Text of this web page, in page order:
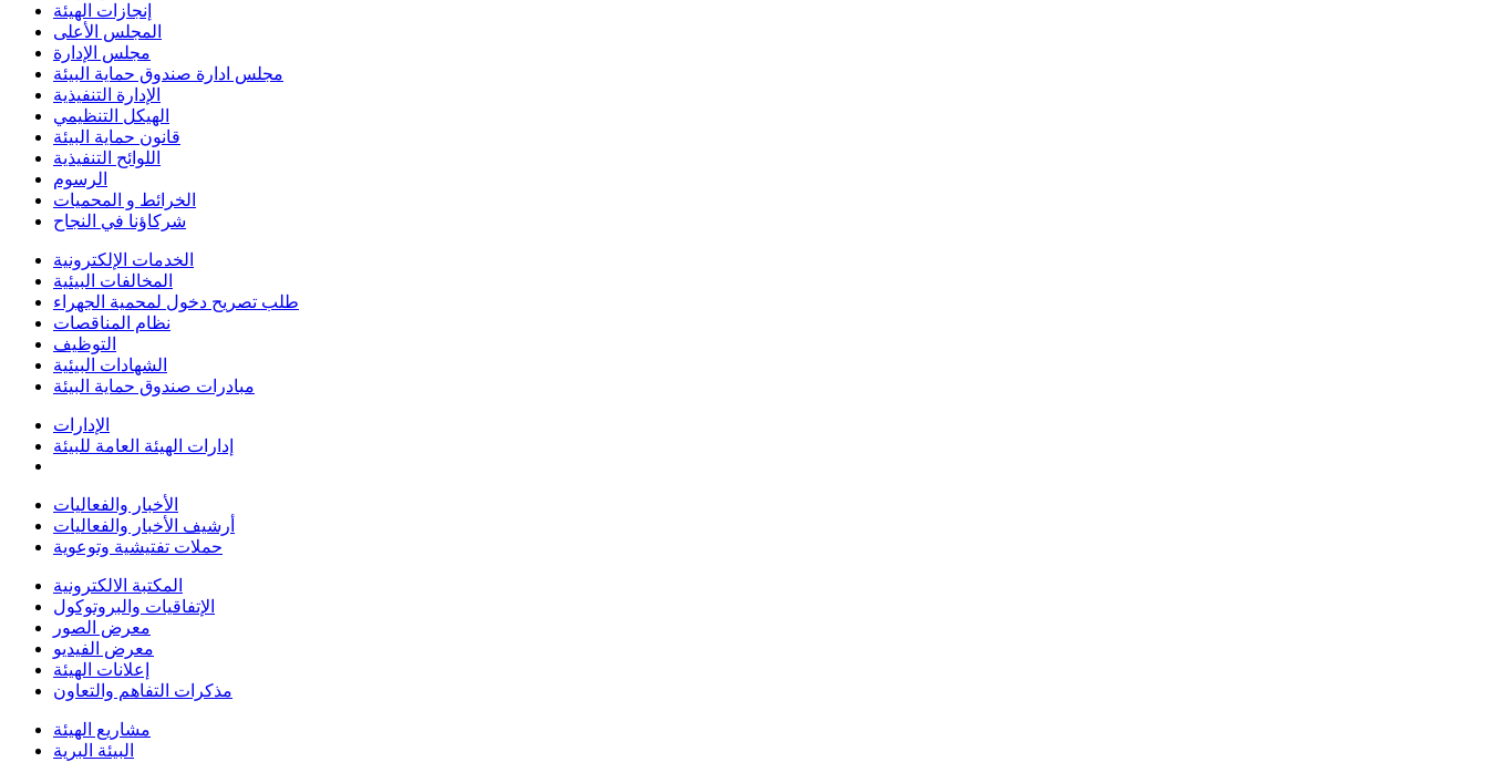
إنجازات الهيئة
المجلس الأعلى
مجلس الإدارة
مجلس ادارة صندوق حماية البيئة
الإدارة التنفيذية
الهيكل التنظيمي
قانون حماية البيئة
اللوائح التنفيذية
الرسوم
الخرائط و المحميات
شركاؤنا في النجاح
الخدمات الإلكترونية
المخالفات البيئية
طلب تصريح دخول لمحمية الجهراء
نظام المناقصات
التوظيف
الشهادات البيئية
مبادرات صندوق حماية البيئة
الإدارات
إدارات الهيئة العامة للبيئة
الأخبار والفعاليات
أرشيف الأخبار والفعاليات
حملات تفتيشية وتوعوية
المكتبة الالكترونية
الإتفاقيات والبروتوكول
معرض الصور
معرض الفيديو
إعلانات الهيئة
مذكرات التفاهم والتعاون
مشاريع الهيئة
البيئة البرية